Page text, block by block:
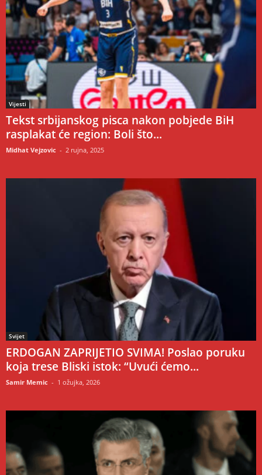
Vijesti
Tekst srbijanskog pisca nakon pobjede BiH
rasplakat će region: Boli što...
Midhat Vejzovic - 2 rujna, 2025
Svijet
ERDOGAN ZAPRIJETIO SVIMA! Poslao poruku
koja trese Bliski istok: “Uvući ćemo...
Samir Memic - 1 ožujka, 2026